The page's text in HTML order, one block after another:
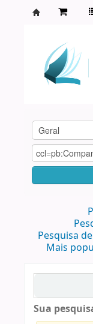
Agamenon
Pesquisa
Mais
Sua